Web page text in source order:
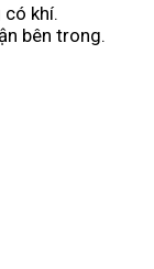
có khí.
bên trong.